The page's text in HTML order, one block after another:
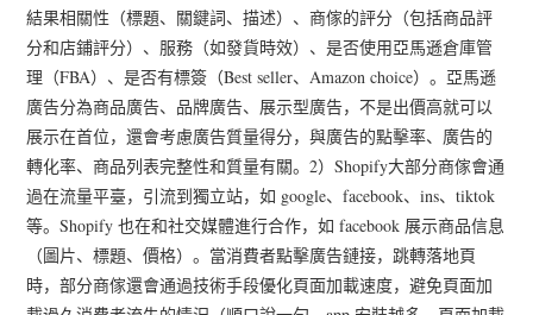
結果相關性（標題、關鍵詞、描述）、商傢的評分（包括商品評
分和店鋪評分）、服務（如發貨時效）、是否使用亞馬遜倉庫管
理（FBA）、是否有標簽（Best seller、Amazon choice）。亞馬遜
廣告分為商品廣告、品牌廣告、展示型廣告，不是出價高就可以
展示在首位，還會考慮廣告質量得分，與廣告的點擊率、廣告的
轉化率、商品列表完整性和質量有關。2）Shopify大部分商傢會通
過在流量平臺，引流到獨立站，如 google、facebook、ins、tiktok
等。Shopify 也在和社交媒體進行合作，如 facebook 展示商品信息
（圖片、標題、價格）。當消費者點擊廣告鏈接，跳轉落地頁
時，部分商傢還會通過技術手段優化頁面加載速度，避免頁面加